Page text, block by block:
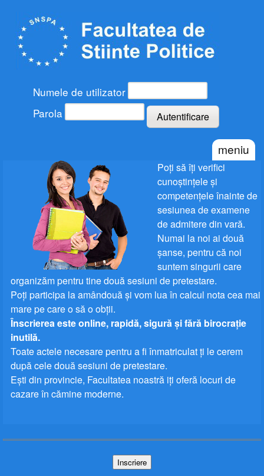
Admitere
Facultatea
de Stiinte
Politice
Autentificare utilizatori
Numele de utilizator
Parola
meniu
Poţi să îţi verifici
cunoştinţele şi
competenţele înainte de
sesiunea de examene
de admitere din vară.
Numai la noi ai două
şanse, pentru că noi
suntem singurii care
organizăm pentru tine două sesiuni de pretestare.
Poţi participa la amândouă şi vom lua în calcul nota cea mai
mare pe care o să o obţii.
Înscrierea este online, rapidă, sigură şi fără birocraţie
inutilă.
Toate actele necesare pentru a fi înmatriculat ţi le cerem
după cele două sesiuni de pretestare.
Eşti din provincie, Facultatea noastră iţi oferă locuri de
cazare în cămine moderne.